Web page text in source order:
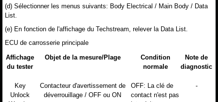
(d) Sélectionner les menus suivants: Body Electrical / Main Body / Data
List.
(e) En fonction de l'affichage du Techstream, relever la Data List.
ECU de carrosserie principale
Affichage
du tester
Objet de la mesure/Plage
Condition
normale
Note de
diagnostic
Key
Unlock
Contacteur d'avertissement de
déverrouillage / OFF ou ON
OFF: La clé de
contact n'est pas
-